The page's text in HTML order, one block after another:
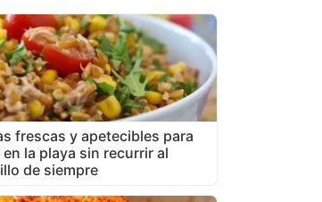
frescas y apetecibles para
la playa sin recurrir al
de siempre